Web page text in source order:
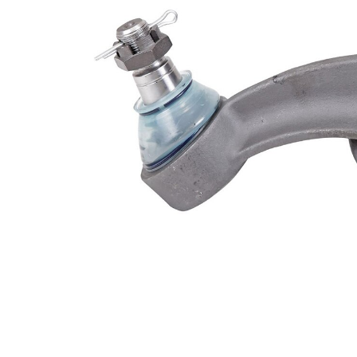
LHT
mm
Dimensiune
con 1
29 mm
Dimensiune
24 mm